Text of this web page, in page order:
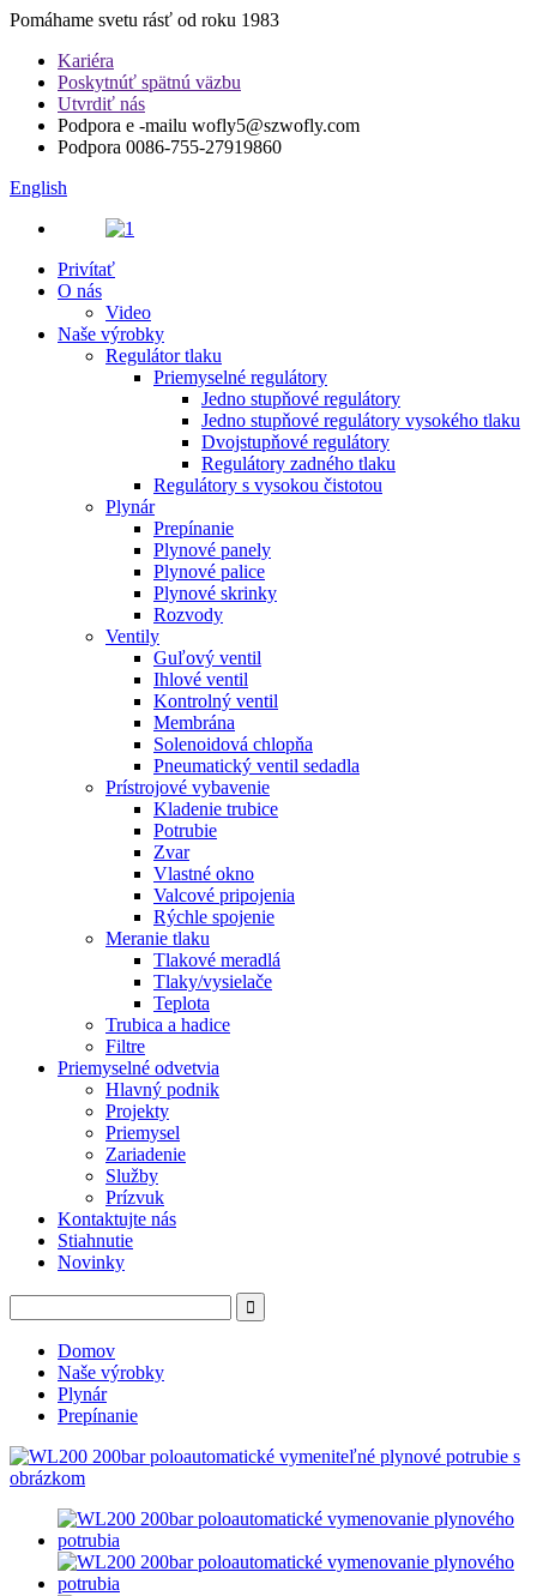
Pomáhame svetu rásť od roku 1983
Kariéra
Poskytnúť spätnú väzbu
Utvrdiť nás
Podpora e -mailu wofly5@szwofly.com
Podpora 0086-755-27919860
English
Privítať
O nás
Video
Naše výrobky
Regulátor tlaku
Priemyselné regulátory
Jedno stupňové regulátory
Jedno stupňové regulátory vysokého tlaku
Dvojstupňové regulátory
Regulátory zadného tlaku
Regulátory s vysokou čistotou
Plynár
Prepínanie
Plynové panely
Plynové palice
Plynové skrinky
Rozvody
Ventily
Guľový ventil
Ihlové ventil
Kontrolný ventil
Membrána
Solenoidová chlopňa
Pneumatický ventil sedadla
Prístrojové vybavenie
Kladenie trubice
Potrubie
Zvar
Vlastné okno
Valcové pripojenia
Rýchle spojenie
Meranie tlaku
Tlakové meradlá
Tlaky/vysielače
Teplota
Trubica a hadice
Filtre
Priemyselné odvetvia
Hlavný podnik
Projekty
Priemysel
Zariadenie
Služby
Prízvuk
Kontaktujte nás
Stiahnutie
Novinky
Domov
Naše výrobky
Plynár
Prepínanie